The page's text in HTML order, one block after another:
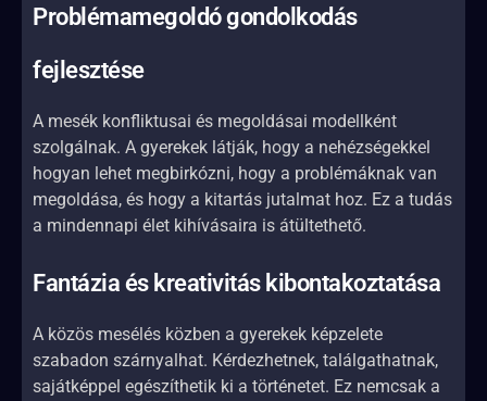
Problémamegoldó gondolkodás
fejlesztése
A mesék konfliktusai és megoldásai modellként
szolgálnak. A gyerekek látják, hogy a nehézségekkel
hogyan lehet megbirkózni, hogy a problémáknak van
megoldása, és hogy a kitartás jutalmat hoz. Ez a tudás
a mindennapi élet kihívásaira is átültethető.
Fantázia és kreativitás kibontakoztatása
A közös mesélés közben a gyerekek képzelete
szabadon szárnyalhat. Kérdezhetnek, találgathatnak,
sajátképpel egészíthetik ki a történetet. Ez nemcsak a